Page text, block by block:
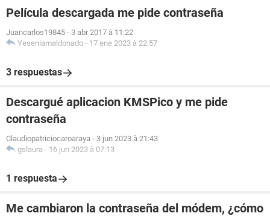
Película descargada me pide contraseña
Juancarlos19845 - 3 abr 2017 à 11:22
Yeseniamaldonado - 17 ene 2023 à 22:57
3 respuestas
Descargué aplicacion KMSPico y me pide
contraseña
Claudiopatriciocaroaraya - 3 jun 2023 à 21:43
gslaura - 16 jun 2023 à 07:13
1 respuesta
Me cambiaron la contraseña del módem, ¿cómo